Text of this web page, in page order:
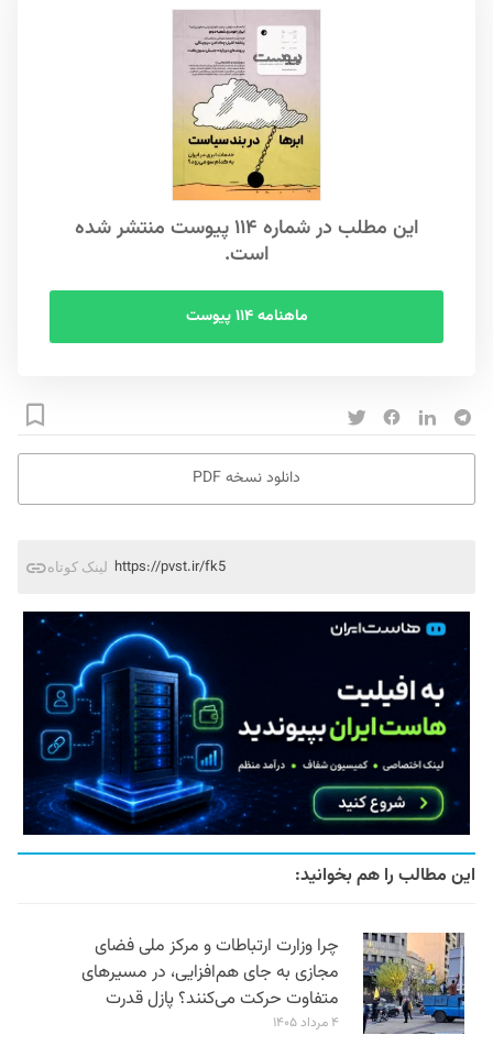
این مطلب در شماره ۱۱۴ پیوست منتشر شده
است.
ماهنامه ۱۱۴ پیوست
دانلود نسخه PDF
لینک کوتاه https://pvst.ir/fk5
این مطالب را هم بخوانید:
چرا وزارت ارتباطات و مرکز ملی فضای
مجازی به جای هم‌افزایی، در مسیرهای
متفاوت حرکت می‌کنند؟ پازل قدرت
۴ مرداد ۱۴۰۵